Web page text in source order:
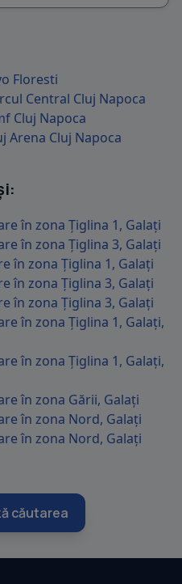
Floresti
Central Cluj Napoca
Cluj Napoca
Arena Cluj Napoca
în zona Țiglina 1, Galați
în zona Țiglina 3, Galați
în zona Țiglina 1, Galați
în zona Țiglina 3, Galați
în zona Țiglina 3, Galați
în zona Țiglina 1, Galați,
în zona Țiglina 1, Galați,
în zona Gării, Galați
în zona Nord, Galați
în zona Nord, Galați
căutarea